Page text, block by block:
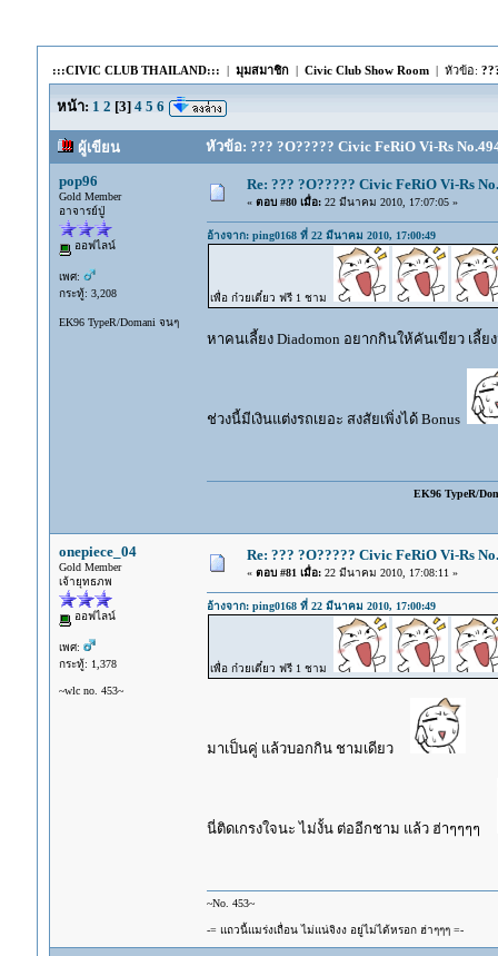
:::CIVIC CLUB THAILAND::: | มุมสมาชิก| Civic Club Show Room| หัวข้อ:
หน้า: 1 2 [3] 4 5 6
ผู้เขียน หัวข้อ: ??? ?O????? Civic FeRiO Vi-Rs
pop96
Gold Member
อาจารย์ปู่
ออฟไลน์
เพศ:
กระทู้: 3,208
EK96 TypeR/Domani จนๆ
Re: ??? ?O????? Civic FeRiO Vi-Rs
« ตอบ #80 เมื่อ:22 มีนาคม 2010, 17:07:05 »
อ้างจาก: ping0168 ที่ 22 มีนาคม 2010, 17:00:49
เพื่อ ก๋วยเตี๋ยว ฟรี 1 ชาม
หาคนเลี้ยง Diadomon อยากกินให้คันเขียว เลี้ย
ช่วงนี้มีเงินแต่งรถเยอะ สงสัยเพิ่งได้ Bonus
EK96 TypeR/
onepiece_04
Gold Member
เจ้ายุทธภพ
ออฟไลน์
เพศ:
กระทู้: 1,378
~wlc no. 453~
Re: ??? ?O????? Civic FeRiO Vi-Rs
« ตอบ #81 เมื่อ:22 มีนาคม 2010, 17:08:11 »
อ้างจาก: ping0168 ที่ 22 มีนาคม 2010, 17:00:49
เพื่อ ก๋วยเตี๋ยว ฟรี 1 ชาม
มาเป็นคู่ แล้วบอกกิน ชามเดียว
นี่ติดเกรงใจนะ ไม่งั้น ต่ออีกชาม แล้ว ฮ่าๆๆๆๆ
~No. 453~
-= แถวนี้แมร่งเถื่อน ไม่แน่จิงง อยู่ไม่ได้หรอก ฮ่าๆๆๆ =-